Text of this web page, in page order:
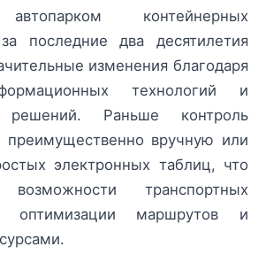
контейнерных
последние два десятилетия
изменения благодаря
технологий и
решений. Раньше контроль
преимущественно вручную или
электронных таблиц, что
возможности транспортных
оптимизации маршрутов и